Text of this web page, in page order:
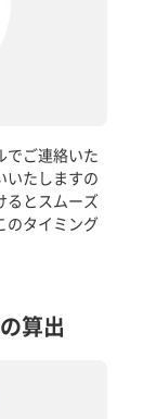
でご連絡いた
いたしますの
るとスムーズ
のタイミング
算出